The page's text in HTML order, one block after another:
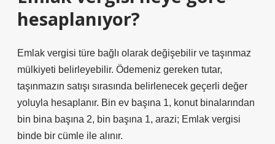
hesaplanıyor?
Emlak vergisi türe bağlı olarak değişebilir ve taşınmaz
mülkiyeti belirleyebilir. Ödemeniz gereken tutar,
taşınmazın satışı sırasında belirlenecek geçerli değer
yoluyla hesaplanır. Bin ev başına 1, konut binalarından
bin bina başına 2, bin başına 1, arazi; Emlak vergisi
binde bir cümle ile alınır.